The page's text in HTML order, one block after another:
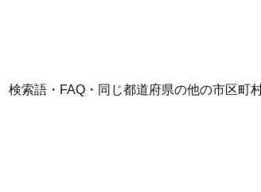
検索語・FAQ・同じ都道府県の他の市区町